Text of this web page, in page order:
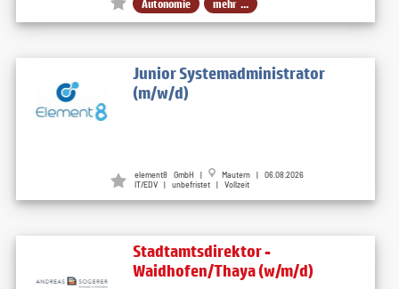
Autonomie mehr ...
Junior Systemadministrator
(m/w/d)
element8 GmbH |
Mautern | 06.08.2026
IT/EDV | unbefristet | Vollzeit
Stadtamtsdirektor -
Waidhofen/Thaya (w/m/d)